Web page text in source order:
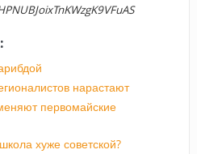
нарастают
первомайские
хуже советской?